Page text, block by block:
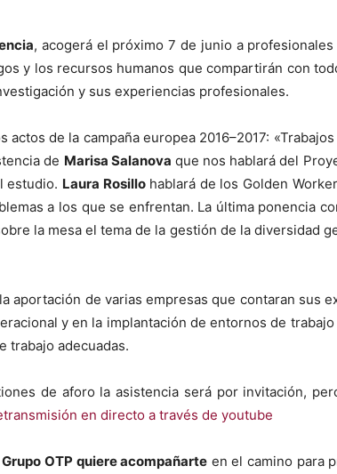
, acogerá el próx­i­mo 7 de junio a
y los recur­sos humanos que com­par­tirán con
y sus expe­ri­en­cias pro­fe­sion­ales.
actos de la cam­paña euro­pea 2016–2017:
de Marisa Salano­va que nos hablará del
estu­dio. Lau­ra Rosil­lohablará de los Gold­en
a los que se enfrentan. La últi­ma ponen­cia
la mesa el tema de la gestión de la diver­si­dad
aportación de varias empre­sas que con­taran sus
y en la implantación de entornos de tra­ba­jo
tra­ba­jo ade­cuadas.
de aforo la asis­ten­cia será por invitación,
en direc­to a través de youtube
OTP quiere acom­pañarte en el camino para